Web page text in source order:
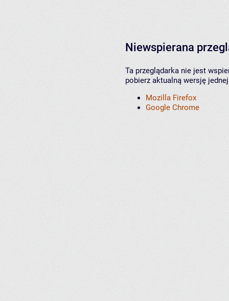
Niewspierana
Ta przeglądarka nie jest
pobierz aktualną wersję
Mozilla Firefox
Google Chrome